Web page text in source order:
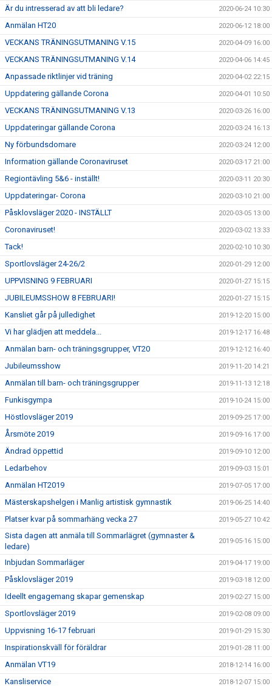
Är du intresserad av att bli ledare? 2020-06-24 10:30
Anmälan HT20 2020-06-12 18:00
VECKANS TRÄNINGSUTMANING V.15 2020-04-09 16:00
VECKANS TRÄNINGSUTMANING V.14 2020-04-06 14:45
Anpassade riktlinjer vid träning 2020-04-02 22:15
Uppdatering gällande Corona 2020-04-01 10:50
VECKANS TRÄNINGSUTMANING V.13 2020-03-26 16:00
Uppdateringar gällande Corona 2020-03-24 16:13
Ny förbundsdomare 2020-03-24 12:00
Information gällande Coronaviruset 2020-03-17 21:00
Regiontävling 5&6 - inställt! 2020-03-11 20:30
Uppdateringar- Corona 2020-03-10 21:00
Påsklovsläger 2020 - INSTÄLLT 2020-03-05 13:00
Coronaviruset! 2020-03-02 13:33
Tack! 2020-02-10 10:30
Sportlovsläger 24-26/2 2020-01-29 12:00
UPPVISNING 9 FEBRUARI 2020-01-27 15:15
JUBILEUMSSHOW 8 FEBRUARI! 2020-01-27 15:15
Kansliet går på julledighet 2019-12-20 15:00
Vi har glädjen att meddela... 2019-12-17 16:48
Anmälan barn- och träningsgrupper, VT20 2019-12-12 16:40
Jubileumsshow 2019-11-20 14:21
Anmälan till barn- och träningsgrupper 2019-11-13 12:18
Funkisgympa 2019-10-24 15:00
Höstlovsläger 2019 2019-09-25 17:00
Årsmöte 2019 2019-09-16 17:00
Ändrad öppettid 2019-09-10 12:00
Ledarbehov 2019-09-03 15:01
Anmälan HT2019 2019-07-05 17:00
Mästerskapshelgen i Manlig artistisk gymnastik 2019-06-25 14:40
Platser kvar på sommarhäng vecka 27 2019-05-27 10:42
Sista dagen att anmäla till Sommarlägret (gymnaster &
ledare)
2019-05-16 15:00
Inbjudan Sommarläger 2019-04-17 19:00
Påsklovsläger 2019 2019-03-18 12:00
Ideellt engagemang skapar gemenskap 2019-02-27 15:00
Sportlovsläger 2019 2019-02-08 09:00
Uppvisning 16-17 februari 2019-01-29 15:30
Inspirationskväll för föräldrar 2019-01-28 11:00
Anmälan VT19 2018-12-14 16:00
Kansliservice 2018-12-07 15:00